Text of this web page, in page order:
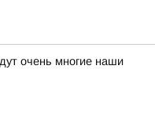
очень многие наши